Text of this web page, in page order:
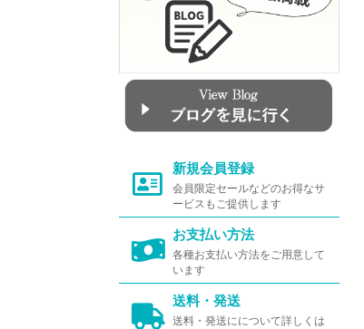
新規会員登録
会員限定セールなどのお得なサ
ービスもご提供します
お支払い方法
各種お支払い方法をご用意して
います
送料・発送
送料・発送にについて詳しくは